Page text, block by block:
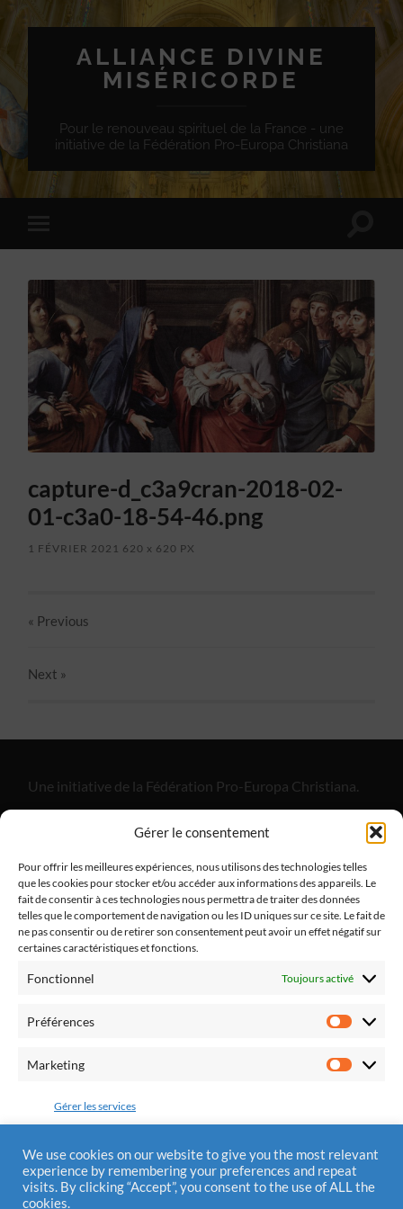
Gérer le consentement
Pour offrir les meilleures expériences, nous utilisons des technologies telles
que les cookies pour stocker et/ou accéder aux informations des appareils. Le
fait de consentir à ces technologies nous permettra de traiter des données
telles que le comportement de navigation ou les ID uniques sur ce site. Le fait de
ne pas consentir ou de retirer son consentement peut avoir un effet négatif sur
certaines caractéristiques et fonctions.
Fonctionnel Toujours activé
Préférences
Marketing
Gérer les services
Accepter
Refuser
ALLIANCE DIVINE
MISÉRICORDE
Pour le renouveau spirituel de la France - une
initiative de la Fédération Pro-Europa Christiana
mobile
capture-d_c3a9cran-2018-02-
01-c3a0-18-54-46.png
1 FÉVRIER 2021 620 x 620 PX
« Previous
Next »
Une initiative de la Fédération Pro-Europa Christiana.
dans notre pays et dans nos familles par le retour à la
pratique religieuse.
Fédération Pro Europa Christiana
28170 St Sauveur Marville
Tél.: 0810 310 025
Mentions Légales
We use cookies on our website to give you the most relevant
experience by remembering your preferences and repeat
visits. By clicking “Accept”, you consent to the use of ALL the
cookies.